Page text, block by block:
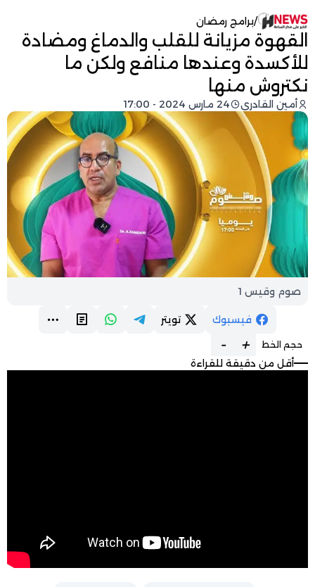
/برامج رمضان
القهوة مزيانة للقلب والدماغ ومضادة
للأكسدة وعندها منافع ولكن ما
نكتروش منها
أمين القادري 24 مارس 2024 - 17:00
صوم وقيس 1
فيسبوك تويتر
حجم الخط +
-
أقل من دقيقة للقراءة